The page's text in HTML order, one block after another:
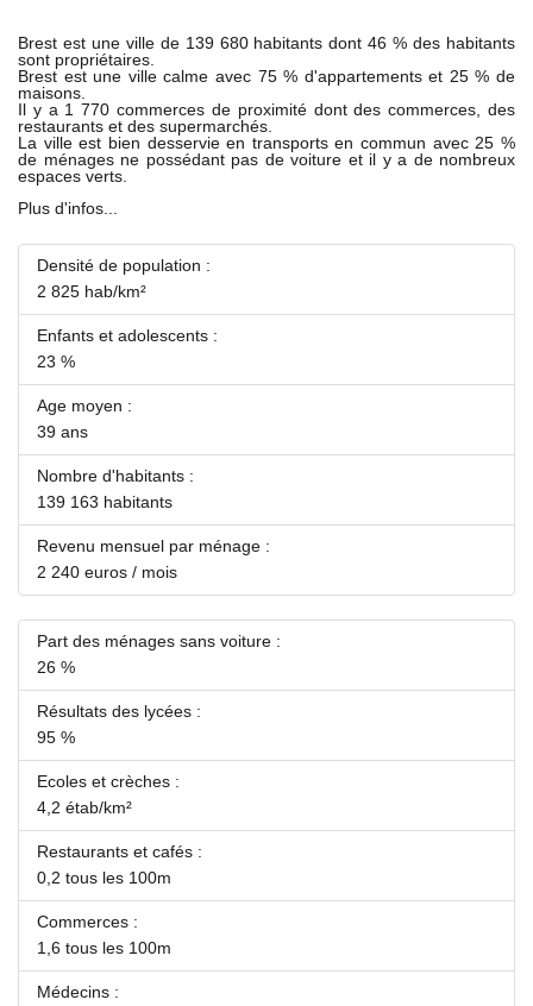
Brest est une ville de 139 680 habitants dont 46 % des habitants
sont propriétaires.
Brest est une ville calme avec 75 % d'appartements et 25 % de
maisons.
Il y a 1 770 commerces de proximité dont des commerces, des
restaurants et des supermarchés.
La ville est bien desservie en transports en commun avec 25 %
de ménages ne possédant pas de voiture et il y a de nombreux
espaces verts.
Plus d'infos...
Densité de population :
2 825 hab/km²
Enfants et adolescents :
23 %
Age moyen :
39 ans
Nombre d'habitants :
139 163 habitants
Revenu mensuel par ménage :
2 240 euros / mois
Part des ménages sans voiture :
26 %
Résultats des lycées :
95 %
Ecoles et crèches :
4,2 étab/km²
Restaurants et cafés :
0,2 tous les 100m
Commerces :
1,6 tous les 100m
Médecins :